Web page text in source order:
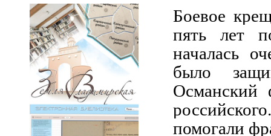
Боевое
пять лет
началась
было
Османский
помогали